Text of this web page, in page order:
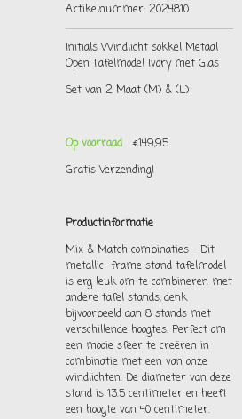
Artikelnummer: 2024810
Initials Windlicht sokkel Metaal
Open Tafelmodel Ivory met Glas
Set van 2 Maat (M) & (L)
Op voorraad
€149,95
Gratis Verzending!
Productinformatie
Mix & Match combinaties - Dit
metallic frame stand tafelmodel
is erg leuk om te combineren met
andere tafel stands, denk
bijvoorbeeld aan 8 stands met
verschillende hoogtes. Perfect om
een mooie sfeer te creëren in
combinatie met een van onze
windlichten. De diameter van deze
stand is 13.5 centimeter en heeft
een hoogte van 40 centimeter.